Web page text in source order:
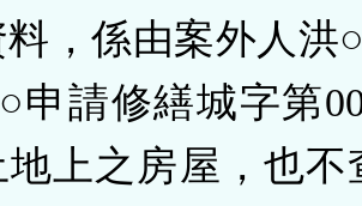
料，係由案外人洪
申請修繕城字第
上之房屋，也不